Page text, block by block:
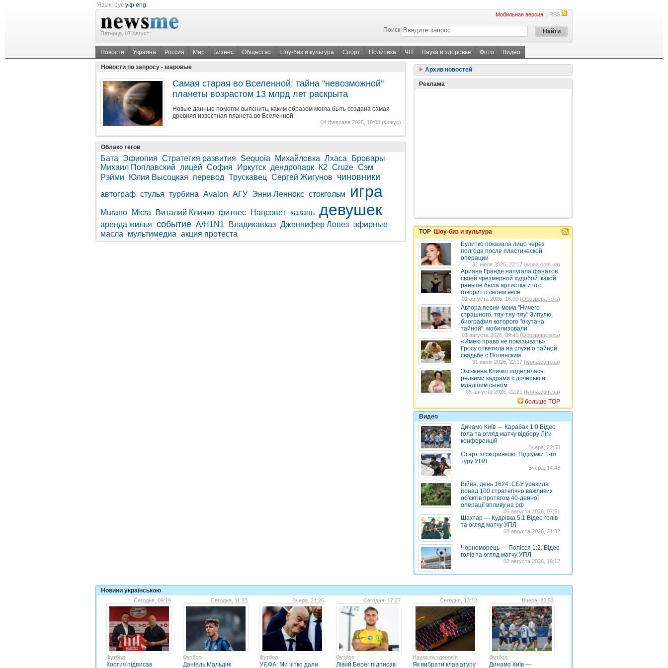
Язык: рус укр eng
Пятница, 07 Август
Мобильная версия RSS
Поиск
Новости Украина Россия Мир Бизнес Общество Шоу-биз и культура Спорт Политика ЧП Наука и здоровье Фото Видео
Новости по запросу - шаровые
Самая старая во Вселенной: тайна "невозможной"
планеты возрастом 13 млрд лет раскрыта
Новые данные помогли выяснить, каким образом могла быть создана самая
древняя известная планета во Вселенной.
04 февраля 2025, 10:08 (Фокус)
Облако тегов
Бата Эфиопия Стратегия развития Sequoia Михайловка Лхаса
Бровары
Михаил Поплавский
лицей София Иркутск дендропарк К2 Cruze Сэм
Рэйми
Юлия Высоцкая перевод Трускавец Сергей Жигунов чиновники
автограф стулья турбина Avalon АГУ Энни Леннокс стокгольм игра
Murano Micra Виталий Кличко фитнес Нацсовет казань девушек
аренда жилья событие A/H1N1 Владикавказ Дженнифер Лопез эфирные
масла
мультимедиа акция протеста
Архив новостей
Реклама
TOP Шоу-биз и культура
Булитко показала лицо через
полгода после пластической
операции
31 июля 2026, 22:17 (ivona.com.ua)
Ариана Гранде напугала фанатов
своей чрезмерной худобой: какой
раньше была артистка и что
говорит о своем весе
01 августа 2026, 16:00 (Обозреватель)
Автора песни-мема "Ничего
страшного, тяу-тяу-тяу" Зипулю,
биография которого "окутана
тайной", мобилизовали
01 августа 2026, 09:41 (Обозреватель)
«Имею право не показывать»:
Гросу ответила на слухи о тайной
свадьбе с Полянским
31 июля 2026, 22:17 (ivona.com.ua)
Экс-жена Кличко поделилась
редкими кадрами с дочерью и
младшим сыном
05 августа 2026, 22:21 (ivona.com.ua)
больше TOP
Видео
Динамо Київ — Карабах 1:0 Відео
гола та огляд матчу відбору Ліги
конференцій
Вчера, 22:53
Старт зі скоринкою. Підсумки 1-го
туру УПЛ
Вчера, 14:48
Війна, день 1624. СБУ уразила
понад 100 стратегічно важливих
об'єктів протягом 40-денної
операції впливу на рф
05 августа 2026, 07:51
Шахтар — Кудрівка 5:1 Відео голів
та огляд матчу УПЛ
03 августа 2026, 21:32
Чорноморець — Полісся 1:2. Відео
голів та огляд матчу УПЛ
02 августа 2026, 19:12
Новини українською
Сегодня, 09:19
Футбол
Костич підписав
Сегодня, 11:23
Футбол
Даніель Мальдіні
Вчера, 21:25
Футбол
УЄФА: Ми чітко дали
Сегодня, 17:27
Футбол
Лівий Берег підписав
Сегодня, 13:13
Наука та здоров'я
Як вибрати клавіатуру
Вчера, 22:53
Футбол
Динамо Київ —